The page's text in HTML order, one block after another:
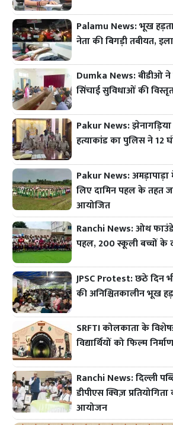
Palamu News: भूख
नेता की बिगड़ी तबीयत,
Dumka News: बीडीओ ने
सिंचाई सुविधाओं की
Pakur News: झेनागड़िया
हत्याकांड का पुलिस ने 12
Pakur News:
लिए दामिन पहल के तहत
आयोजित
Ranchi News: ओथ
पहल, 200 स्कूली बच्चों के
JPSC Protest: छठे दिन
की अनिश्चितकालीन भूख
SRFTI कोलकाता के
विद्यार्थियों को फिल्म
Ranchi News: दिल्ली
डीपीएस क्विज़
आयोजन